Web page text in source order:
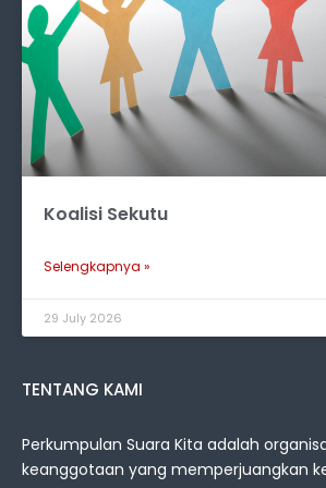
Koalisi Sekutu
Selengkapnya »
29 July 2026
TENTANG KAMI
Perkumpulan Suara Kita adalah
keanggotaan yang memperjuangkan